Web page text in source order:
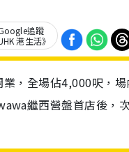
追蹤
港生活》
，全場佔4,000呎，
繼西營盤首店後，